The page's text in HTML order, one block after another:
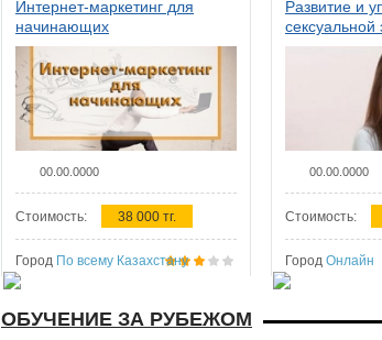
Интернет-маркетинг для
начинающих
00.00.0000
Стоимость: 38 000 тг.
Город По всему Казахстану
Развитие и
сексуальной
женщин
00.00.0000
Стоимость:
Город Онлайн
ОБУЧЕНИЕ ЗА РУБЕЖОМ